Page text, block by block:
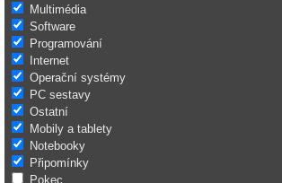
Multimédia
Software
Programování
Internet
Operační systémy
PC sestavy
Ostatní
Mobily a tablety
Notebooky
Připomínky
Pokec